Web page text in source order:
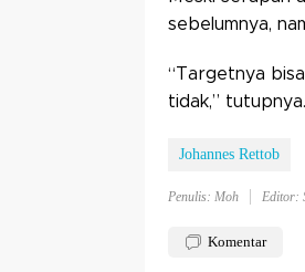
sebelumnya,
“Targetnya
tidak,” tutupnya.
Johannes Rettob
Penulis: Moh Editor:
Komentar